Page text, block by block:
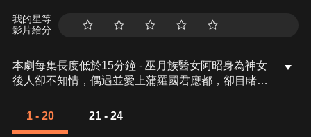
我的星等
影片給分
本劇每集長度低於15分鐘 - 巫月族醫女阿昭身為神女
後人卻不知情，偶遇並愛上蒲羅國君應都，卻目睹他
三世輪迴，阿昭最終查清所有真相，對抗天道對神女
1 - 20 21 - 24